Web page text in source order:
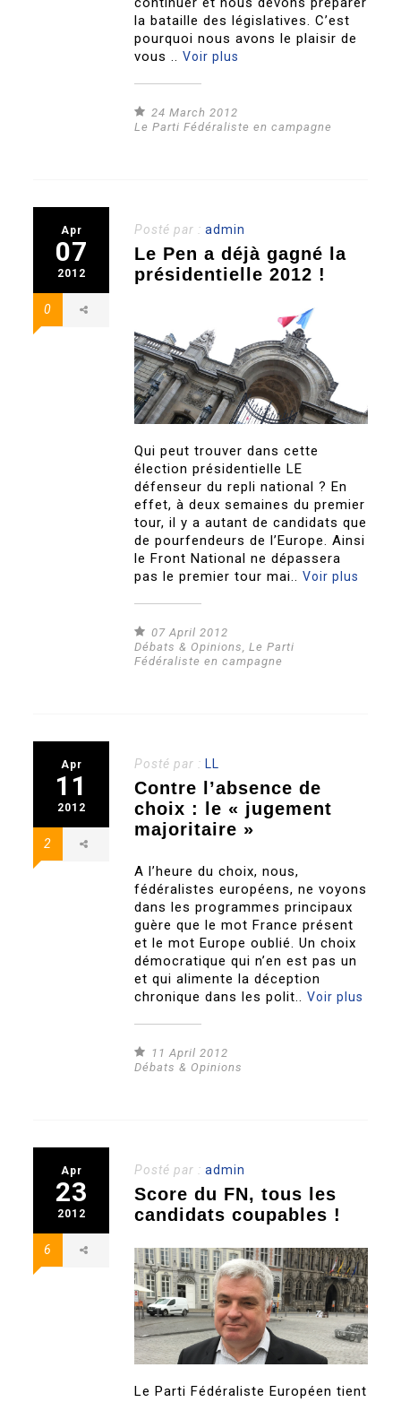
la bataille des législatives. C’est
pourquoi nous avons le plaisir de
vous ..Voir plus
24 March 2012
Le Parti Fédéraliste en campagne
Apr
07
2012
0
Posté par :admin
Le Pen a déjà gagné la
présidentielle 2012 !
Qui peut trouver dans cette
élection présidentielle LE
défenseur du repli national ? En
effet, à deux semaines du premier
tour, il y a autant de candidats que
de pourfendeurs de l’Europe. Ainsi
le Front National ne dépassera
pas le premier tour mai..Voir plus
07 April 2012
Débats & Opinions ,Le Parti
Fédéraliste en campagne
Apr
11
2012
2
Posté par : LL
Contre l’absence de
choix : le « jugement
majoritaire »
A l’heure du choix, nous,
fédéralistes européens, ne voyons
dans les programmes principaux
guère que le mot France présent
et le mot Europe oublié. Un choix
démocratique qui n’en est pas un
et qui alimente la déception
chronique dans les polit..Voir plus
11 April 2012
Débats & Opinions
Apr
23
2012
6
Posté par :admin
Score du FN, tous les
candidats coupables !
Le Parti Fédéraliste Européen tient